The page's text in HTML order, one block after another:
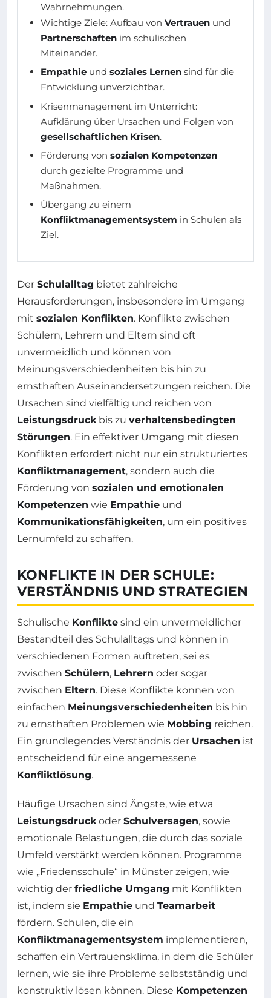
Wahrnehmungen.
Wichtige Ziele: Aufbau von Vertrauen und
Partnerschaften im schulischen
Miteinander.
Empathie und soziales Lernen sind für die
Entwicklung unverzichtbar.
Krisenmanagement im Unterricht:
Aufklärung über Ursachen und Folgen von
gesellschaftlichen Krisen.
Förderung von sozialen Kompetenzen
durch gezielte Programme und
Maßnahmen.
Übergang zu einem
Konfliktmanagementsystem in Schulen als
Ziel.
Der Schulalltag bietet zahlreiche
Herausforderungen, insbesondere im Umgang
mit sozialen Konflikten. Konflikte zwischen
Schülern, Lehrern und Eltern sind oft
unvermeidlich und können von
Meinungsverschiedenheiten bis hin zu
ernsthaften Auseinandersetzungen reichen. Die
Ursachen sind vielfältig und reichen von
Leistungsdruck bis zu verhaltensbedingten
Störungen. Ein effektiver Umgang mit diesen
Konflikten erfordert nicht nur ein strukturiertes
Konfliktmanagement, sondern auch die
Förderung von sozialen und emotionalen
Kompetenzen wie Empathie und
Kommunikationsfähigkeiten, um ein positives
Lernumfeld zu schaffen.
KONFLIKTE IN DER SCHULE:
VERSTÄNDNIS UND STRATEGIEN
Schulische Konflikte sind ein unvermeidlicher
Bestandteil des Schulalltags und können in
verschiedenen Formen auftreten, sei es
zwischen Schülern, Lehrern oder sogar
zwischen Eltern. Diese Konflikte können von
einfachen Meinungsverschiedenheiten bis hin
zu ernsthaften Problemen wie Mobbing reichen.
Ein grundlegendes Verständnis der Ursachen ist
entscheidend für eine angemessene
Konfliktlösung.
Häufige Ursachen sind Ängste, wie etwa
Leistungsdruck oder Schulversagen, sowie
emotionale Belastungen, die durch das soziale
Umfeld verstärkt werden können. Programme
wie „Friedensschule“ in Münster zeigen, wie
wichtig der friedliche Umgang mit Konflikten
ist, indem sie Empathie und Teamarbeit
fördern. Schulen, die ein
Konfliktmanagementsystem implementieren,
schaffen ein Vertrauensklima, in dem die Schüler
lernen, wie sie ihre Probleme selbstständig und
konstruktiv lösen können. Diese Kompetenzen